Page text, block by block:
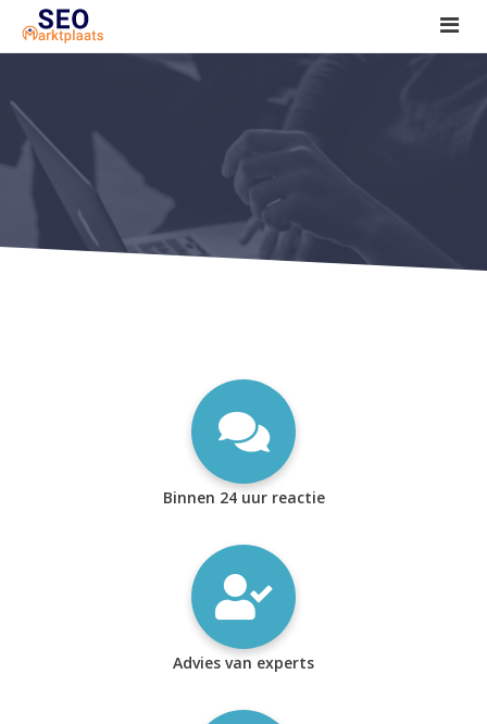
SEO tools reviews
Marketeer bij jou in de buurt?
Offerte
1. Seo voor beginners +
2. Onderzoeken +
Binnen 24 uur reactie
Advies van experts